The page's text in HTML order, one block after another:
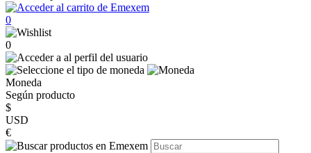
0
0
Moneda
Según producto
$
USD
€